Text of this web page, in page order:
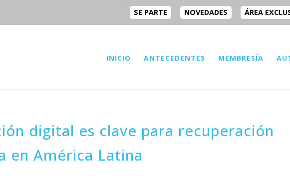
SE PARTE NOVEDADES ÁREA
INICIO ANTECEDENTES MEMBRESÍA
digital es clave para recuperación
en América Latina